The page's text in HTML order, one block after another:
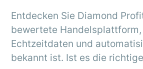
Entdecken Sie Diamond
bewertete
Echtzeitdaten und
bekannt ist. Ist es die